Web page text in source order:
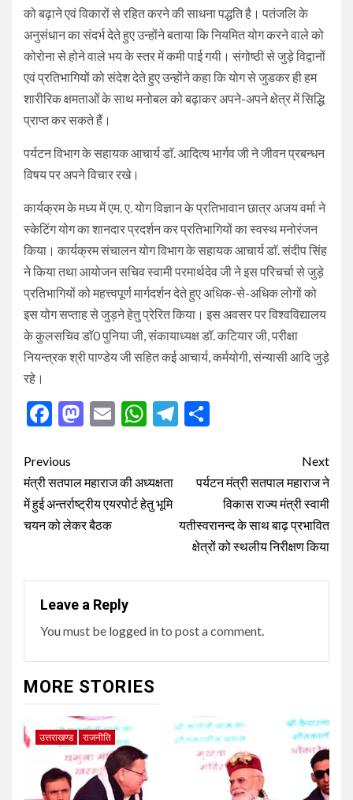
को बढ़ाने एवं विकारों से रहित करने की साधना पद्धति है। पतंजलि के
अनुसंधान का संदर्भ देते हुए उन्होंने बताया कि नियमित योग करने वाले को
कोरोना से होने वाले भय के स्तर में कमी पाई गयी। संगोष्ठी से जुड़े विद्वानों
एवं प्रतिभागियों को संदेश देते हुए उन्होंने कहा कि योग से जुडकर ही हम
शारीरिक क्षमताओं के साथ मनोबल को बढ़ाकर अपने-अपने क्षेत्र में सिद्धि
प्राप्त कर सकते हैं।
पर्यटन विभाग के सहायक आचार्य डाॅ. आदित्य भार्गव जी ने जीवन प्रबन्धन
विषय पर अपने विचार रखे।
कार्यक्रम के मध्य में एम. ए. योग विज्ञान के प्रतिभावान छात्र अजय वर्मा ने
स्केटिंग योग का शानदार प्रदर्शन कर प्रतिभागियों का स्वस्थ मनोरंजन
किया। कार्यक्रम संचालन योग विभाग के सहायक आचार्य डाॅ. संदीप सिंह
ने किया तथा आयोजन सचिव स्वामी परमार्थदेव जी ने इस परिचर्चा से जुड़े
प्रतिभागियों को महत्त्वपूर्ण मार्गदर्शन देते हुए अधिक-से-अधिक लोगों को
इस योग सप्ताह से जुड़ने हेतु प्रेरित किया। इस अवसर पर विश्वविद्यालय
के कुलसचिव डाॅ0 पुनिया जी, संकायाध्यक्ष डाॅ. कटियार जी, परीक्षा
नियन्त्रक श्री पाण्डेय जी सहित कई आचार्य, कर्मयोगी, संन्यासी आदि जुड़े
रहे।
Facebook
Mastodon
EmailWhatsApp
Telegram
Post
navigation
Previous
मंत्री सतपाल महाराज की अध्यक्षता
में हुई अन्तर्राष्ट्रीय एयरपोर्ट हेतु भूमि
चयन को लेकर बैठक
Next
पर्यटन मंत्री सतपाल महाराज ने
विकास राज्य मंत्री स्वामी
यतीस्वरानन्द के साथ बाढ़ प्रभावित
क्षेत्रों को स्थलीय निरीक्षण किया
Leave a Reply
You must be logged into post a comment.
MORE STORIES
उत्तराखण्ड राजनीति